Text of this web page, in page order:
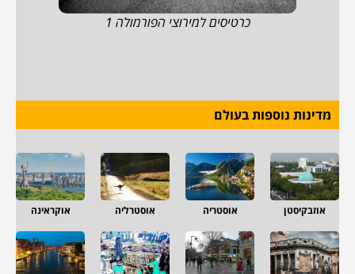
כרטיסים למירוצי הפורמולה 1
מדינות נוספות בעולם
אוזבקיסטן אוסטריה אוסטרליה אוקראינה